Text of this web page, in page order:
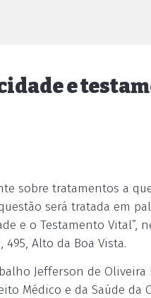
e
sobre tratamentos a
será tratada em
e o Testamento Vital”,
495, Alto da Boa Vista.
Jefferson de Oliveira
Médico e da Saúde da